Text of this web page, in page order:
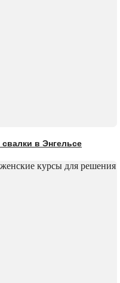
в Энгельсе